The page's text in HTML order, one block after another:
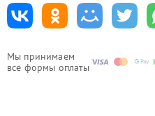
Мы принимаем
все формы оплаты